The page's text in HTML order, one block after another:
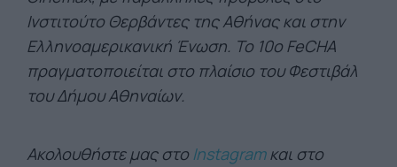
Ινστιτούτο Θερβάντες της Αθήνας και στην
Ελληνοαμερικανική Ένωση. Το 10ο FeCHA
πραγματοποιείται στο πλαίσιο του Φεστιβάλ
του Δήμου Αθηναίων.
Ακολουθήστε μας στο Instagramκαι στο